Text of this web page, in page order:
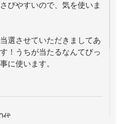
びやすいので、気を使いま
選させていただきましてあ
！うちが当たるなんてびっ
に使います。
代